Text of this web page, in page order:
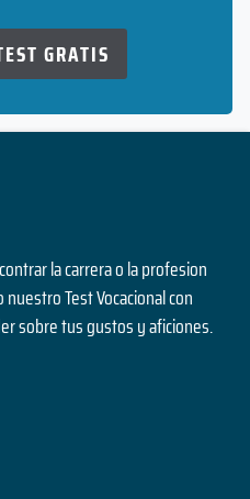
GRATIS
la carrera o la profesion
Test Vocacional con
sobre tus gustos y aficiones.